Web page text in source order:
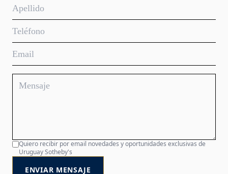
Quiero recibir por email novedades y oportunidades exclusivas de
Uruguay Sotheby's
ENVIAR MENSAJE